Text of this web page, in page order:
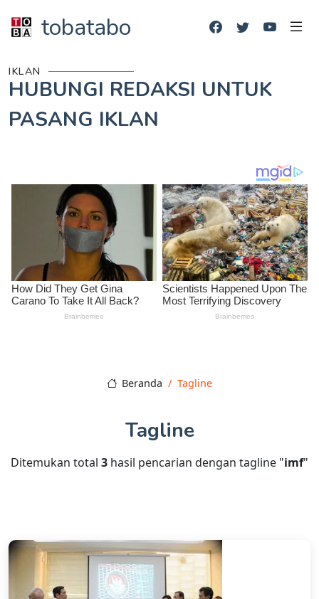
tobatabo
IKLAN
HUBUNGI REDAKSI UNTUK
PASANG IKLAN
Beranda Tagline
Tagline
Ditemukan total 3 hasil pencarian dengan tagline "imf"